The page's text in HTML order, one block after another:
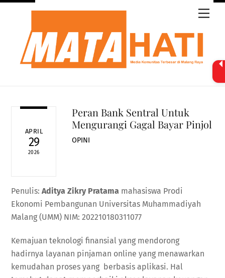
Skip
APRIL
29
2026
Peran Bank Sentral Untuk
Mengurangi Gagal Bayar Pinjol
OPINI
Penulis: Aditya Zikry Pratama mahasiswa Prodi
Ekonomi Pembangunan Universitas Muhammadiyah
Malang (UMM) NIM: 202210180311077
Kemajuan teknologi finansial yang mendorong
hadirnya layanan pinjaman online yang menawarkan
kemudahan proses yang berbasis aplikasi. Hal